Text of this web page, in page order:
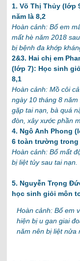
1. Võ Thị Thủy (lớp
năm là 8,2
Hoàn cảnh: Bố em
mất hè năm 2018
bị bệnh đa khớp
2&3. Hai chị em
(lớp 7): Học sinh
8,1
Hoàn cảnh: Mồ côi
ngày 10 tháng 8
gặp tai nạn, bà quá
đòn, xây xước phần
4. Ngô Anh Phong
6 toàn trường
Hoàn cảnh: Bố mất
bị liệt tủy sau tai nạn.
5. Nguyễn Trọng
học sinh giỏi môn
Hoàn cảnh: Bố em
hiện bị u gan giai
năm nên bị liệt nửa